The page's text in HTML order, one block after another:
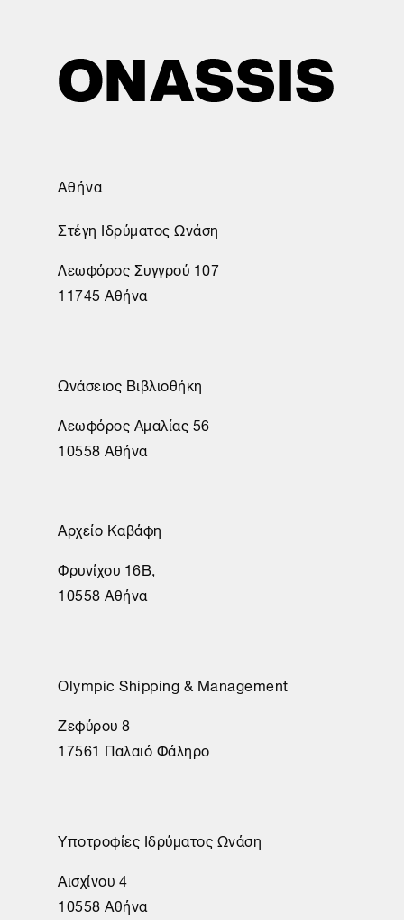
Αθήνα
Στέγη Ιδρύματος Ωνάση
Λεωφόρος Συγγρού 107
11745 Αθήνα
Ωνάσειος Βιβλιοθήκη
Λεωφόρος Αμαλίας 56
10558 Αθήνα
Αρχείο Καβάφη
Φρυνίχου 16Β,
10558 Αθήνα
Olympic Shipping & Management
Ζεφύρου 8
17561 Παλαιό Φάληρο
Υποτροφίες Ιδρύματος Ωνάση
Αισχίνου 4
10558 Αθήνα